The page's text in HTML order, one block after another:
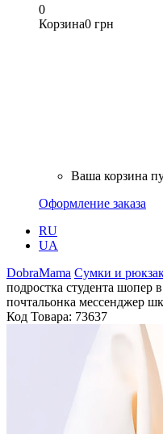
0
Корзина0 грн
Ваша корзина
Оформление заказа
RU
UA
DobraMama Сумки и
подростка студента шопер
почтальонка мессенджер
Код Товара: 73637